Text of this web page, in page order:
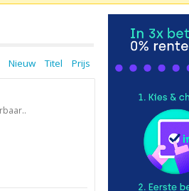
Nieuw Titel Prijs